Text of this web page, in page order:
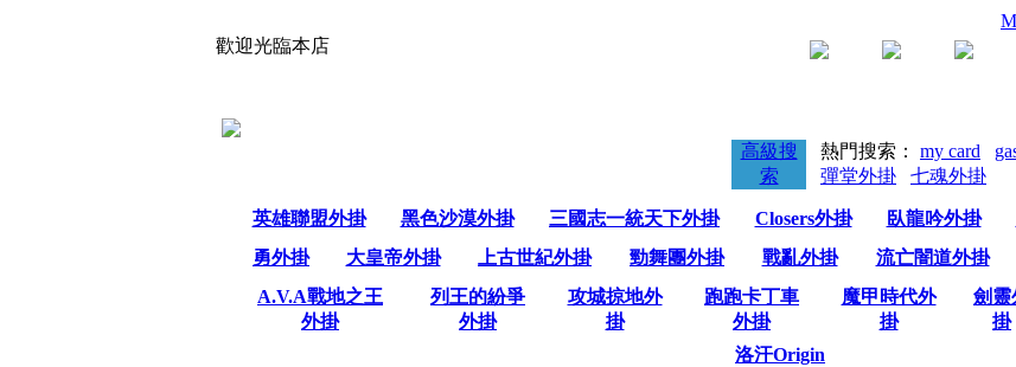
歡迎光臨本店
高級搜
索
熱門搜索： my card
彈堂外掛
七魂外掛
英雄聯盟外掛 黑色沙漠外掛 三國志一統天下外掛 Closers外掛 臥龍吟外掛
勇外掛
大皇帝外掛 上古世紀外掛 勁舞團外掛 戰亂外掛 流亡闇道外掛
A.V.A戰地之王
外掛
列王的紛爭
外掛
攻城掠地外
掛
跑跑卡丁車
外掛
魔甲時代外
掛
劍靈
掛
洛汗Origin